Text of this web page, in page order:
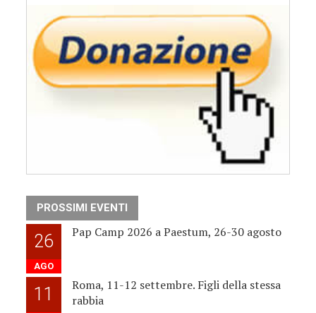
PROSSIMI EVENTI
26
AGO
Pap Camp 2026 a Paestum, 26-30 agosto
11
Roma, 11-12 settembre. Figli della stessa
rabbia